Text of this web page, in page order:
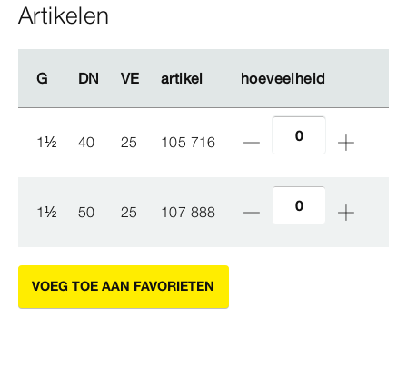
Artikelen
G DN VE artikel hoeveelheid
G DN VE artikel hoeveelheid
1½ 40 25 105 716
1½ 50 25 107 888
VOEG TOE AAN FAVORIETEN